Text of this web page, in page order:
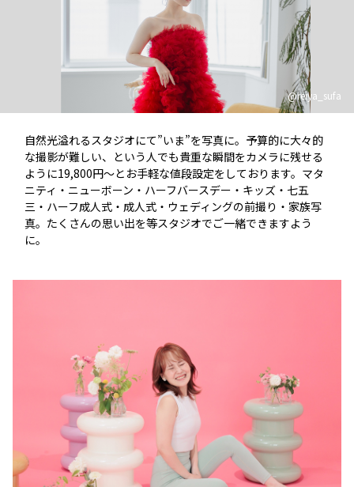
@reiya_sufa
自然光溢れるスタジオにて”いま”を写真に。予算的に大々的
な撮影が難しい、という人でも貴重な瞬間をカメラに残せる
ように19,800円～とお手軽な値段設定をしております。マタ
ニティ・ニューボーン・ハーフバースデー・キッズ・七五
三・ ハーフ成人式・成人式・ウェディングの前撮り・家族写
真。たくさんの思い出を等スタジオでご一緒できますよう
に。